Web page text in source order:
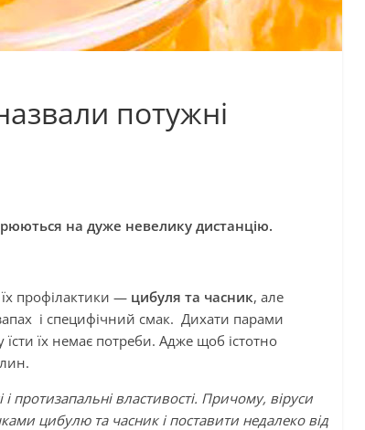
потужні
на дуже невелику дистанцію.
їх профілактики — цибуля та часник, але
і специфічний смак. Дихати парами
їх немає потреби. Адже щоб істотно
протизапальні властивості. Причому, віруси
цибулю та часник і поставити недалеко від